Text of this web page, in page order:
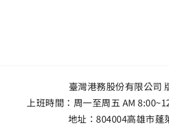
臺灣港務股份有限公司
上班時間：周一至周五 AM
地址： 804004高雄市蓬